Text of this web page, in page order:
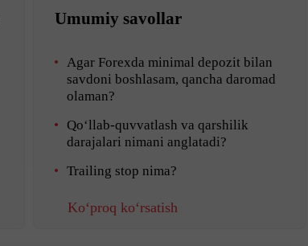
Umumiy savollar
Agar Forexda minimal depozit bilan
savdoni boshlasam, qancha daromad
olaman?
Qo‘llab-quvvatlash va qarshilik
darajalari nimani anglatadi?
Trailing stop nima?
Ko‘proq ko‘rsatish